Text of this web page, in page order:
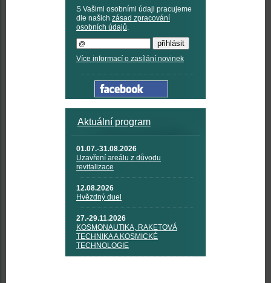
S Vašimi osobními údaji pracujeme
dle našich zásad zpracování
osobních údajů
Více informací o zasílání novinek
Aktuální program
01.07.-31.08.2026
Uzavření areálu z důvodu
revitalizace
12.08.2026
Hvězdný duel
27.-29.11.2026
KOSMONAUTIKA, RAKETOVÁ
TECHNIKA A KOSMICKÉ
TECHNOLOGIE